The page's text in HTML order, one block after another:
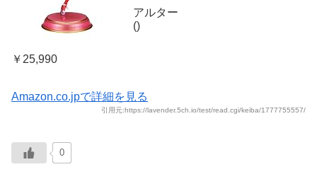
アルター
()
￥25,990
Amazon.co.jpで詳細を見る
引用元:https://lavender.5ch.io/test/read.cgi/keiba/1777755557/
0